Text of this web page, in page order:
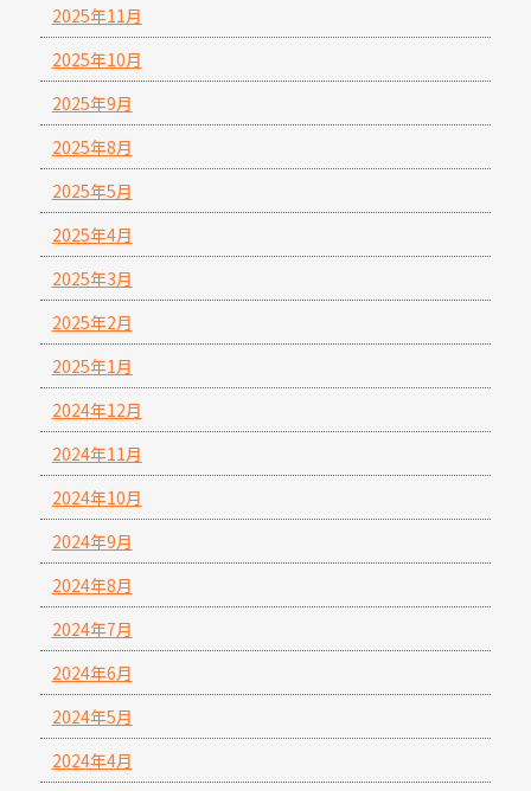
2025年11月
2025年10月
2025年9月
2025年8月
2025年5月
2025年4月
2025年3月
2025年2月
2025年1月
2024年12月
2024年11月
2024年10月
2024年9月
2024年8月
2024年7月
2024年6月
2024年5月
2024年4月